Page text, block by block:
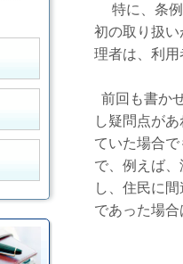
特に、条例
初の取り扱
理者は、利用
前回も書か
し疑問点が
ていた場合
で、例えば
し、住民に
であった場合